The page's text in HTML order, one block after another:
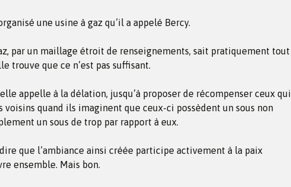
une usine à gaz qu’il a appelé Bercy.
par un maillage étroit de renseignements, sait pratiquement tout
trouve que ce n’est pas suffisant.
appelle à la délation, jusqu’à proposer de récompenser ceux qui
voisins quand ils imaginent que ceux-ci possèdent un sous non
un sous de trop par rapport à eux.
que l’ambiance ainsi créée participe activement à la paix
ensemble. Mais bon.